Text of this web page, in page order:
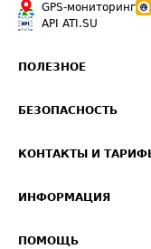
GPS-мониторинг
API ATI.SU
ПОЛЕЗНОЕ
Звезды ATI.SU на вашем
Средние ставки
БЕЗОПАСНОСТЬ
Светофор+
О формировании Паспорта
КОНТАКТЫ И
Реклама на сайте
ИНФОРМАЦИЯ
ПОМОЩЬ